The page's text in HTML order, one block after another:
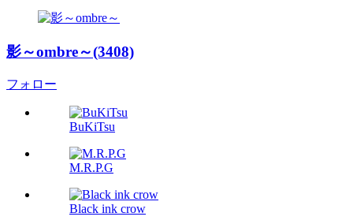
影～ombre～(3408)
フォロー
BuKiTsu
M.R.P.G
Black ink crow